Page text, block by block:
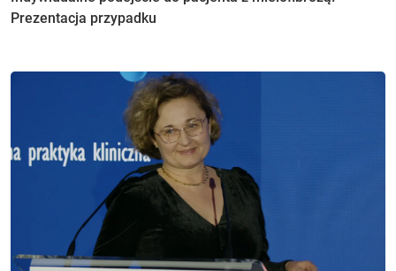
Prezentacja przypadku